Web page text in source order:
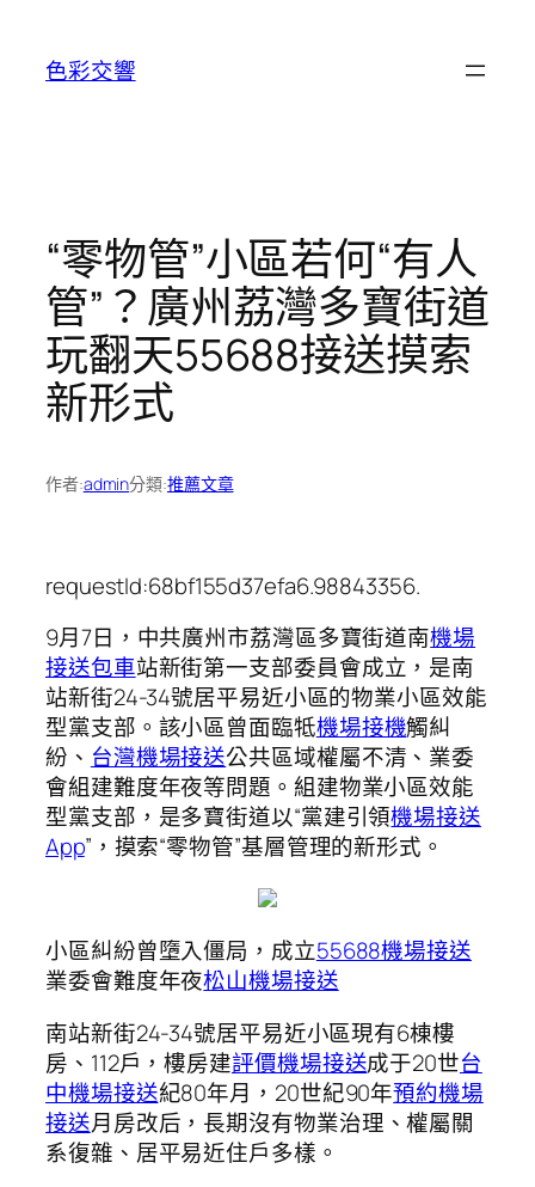
色彩交響
“零物管”小區若何“有人
管”？廣州荔灣多寶街道
玩翻天55688接送摸索
新形式
作者:admin分類:推薦文章
requestId:68bf155d37efa6.98843356.
9月7日，中共廣州市荔灣區多寶街道南機場
接送包車站新街第一支部委員會成立，是南
站新街24-34號居平易近小區的物業小區效能
型黨支部。該小區曾面臨牴機場接機觸糾
紛、 台灣機場接送公共區域權屬不清、業委
會組建難度年夜等問題。組建物業小區效能
型黨支部，是多寶街道以“黨建引領機場接送
App”，摸索“零物管”基層管理的新形式。
小區糾紛曾墮入僵局，成立55688機場接送
業委會難度年夜松山機場接送
南站新街24-34號居平易近小區現有6棟樓
房、112戶，樓房建評價機場接送成于20世台
中機場接送紀80年月，20世紀90年預約機場
接送月房改后，長期沒有物業治理、權屬關
系復雜、居平易近住戶多樣。